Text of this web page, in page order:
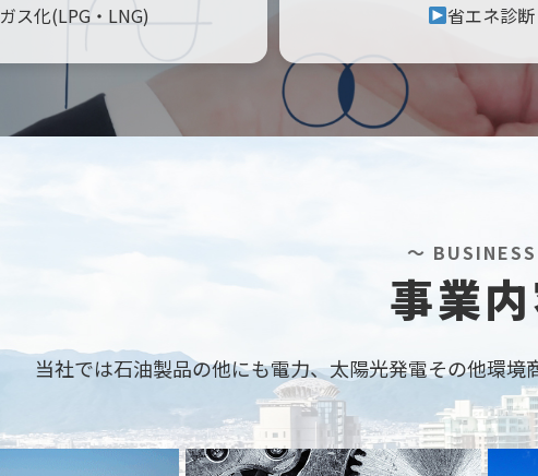
ガス化(LPG・LNG) 省エネ診断
～
事業
当社では石油製品の他にも電力、太陽光発電その他環境